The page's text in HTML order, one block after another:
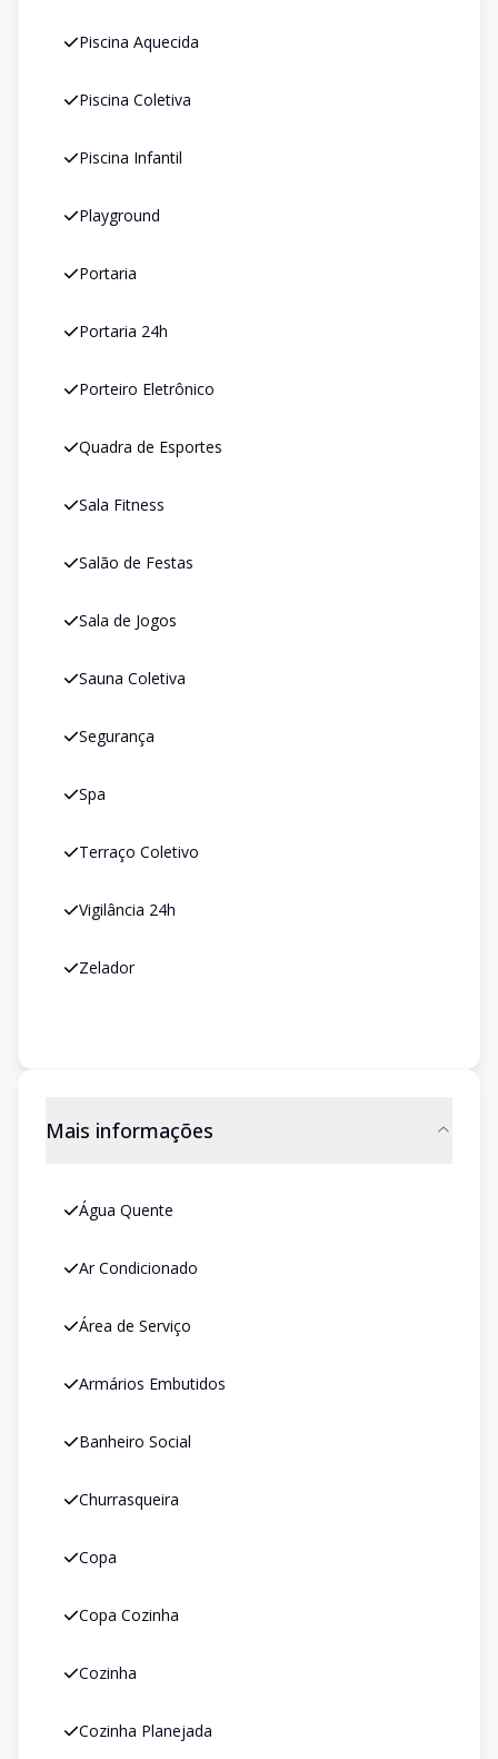
Piscina Aquecida
Piscina Coletiva
Piscina Infantil
Playground
Portaria
Portaria 24h
Porteiro Eletrônico
Quadra de Esportes
Sala Fitness
Salão de Festas
Sala de Jogos
Sauna Coletiva
Segurança
Spa
Terraço Coletivo
Vigilância 24h
Zelador
Mais informações
Água Quente
Ar Condicionado
Área de Serviço
Armários Embutidos
Banheiro Social
Churrasqueira
Copa
Copa Cozinha
Cozinha
Cozinha Planejada